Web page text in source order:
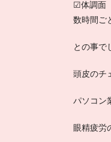
☑︎体調面
数時間ご
との事で
頭皮のチ
パソコン
眼精疲労